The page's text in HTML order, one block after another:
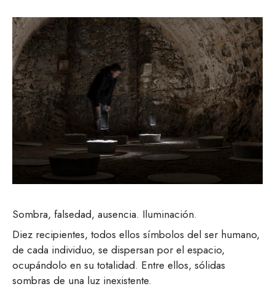
Sombra, falsedad, ausencia. Iluminación.
Diez recipientes, todos ellos símbolos del ser humano,
de cada individuo, se dispersan por el espacio,
ocupándolo en su totalidad. Entre ellos, sólidas
sombras de una luz inexistente.